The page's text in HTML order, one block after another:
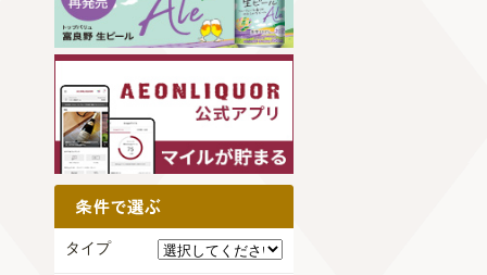
タイプ